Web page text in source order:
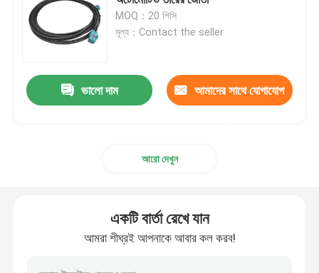
মিনি FAKRA সংযোগকারী
এইচএসডি কেবল সমাবেশ
FAKRA অ্যান্টেনা অ্যাডাপ্টার
MOQ：20 পিসি
মূল্য：Contact the seller
ভালো দাম আমাদের সাথে যোগাযোগ
আরো দেখুন
একটি বার্তা রেখে যান
আমরা শীঘ্রই আপনাকে আবার কল করব!